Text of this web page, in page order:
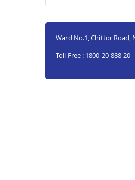
Ward No.1, Chittor Road,
Toll Free : 1800-20-888-20